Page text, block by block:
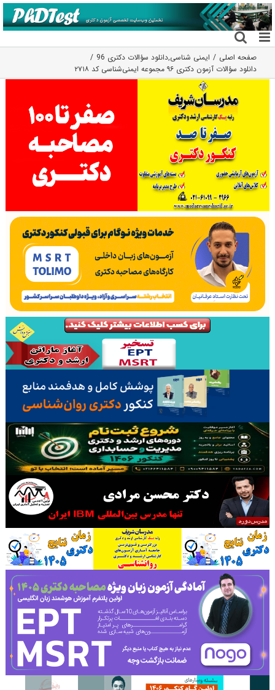
رفتن
به
محتوا
صفحه اصلی ایمنی شناسی,دانلود سؤالات دکتری 96
دانلود سؤالات آزمون دکتری ۹۶ مجموعه ایمنی‌شناسی کد ۲۷۱۸